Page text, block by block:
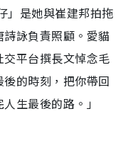
」是她與崔建邦拍拖
詠負責照顧。愛貓
交平台撰長文悼念毛
的時刻，把你帶回
生最後的路。」